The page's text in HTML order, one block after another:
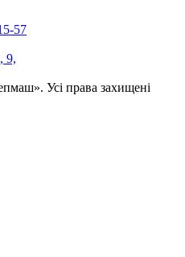
57
9,
Усі права захищені